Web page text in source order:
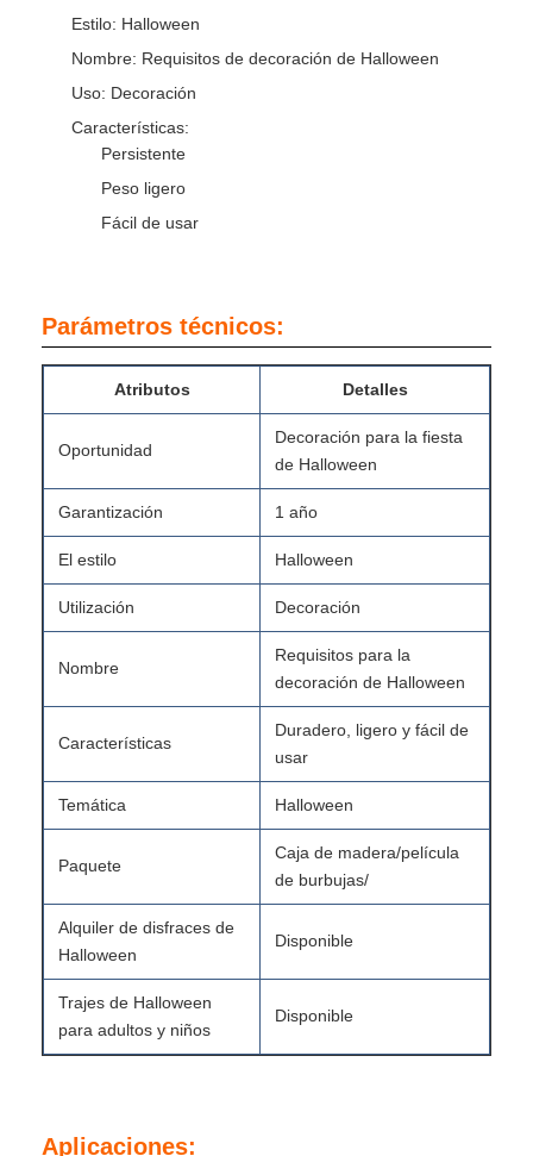
Estilo: Halloween
Nombre: Requisitos de decoración de Halloween
Uso: Decoración
Características:
Persistente
Peso ligero
Fácil de usar
Parámetros técnicos:
Atributos Detalles
Oportunidad
Decoración para la fiesta
de Halloween
Garantización 1 año
El estilo Halloween
Utilización Decoración
Nombre
Requisitos para la
decoración de Halloween
Características
Duradero, ligero y fácil de
usar
Temática Halloween
Paquete
Caja de madera/película
de burbujas/
Alquiler de disfraces de
Halloween
Disponible
Trajes de Halloween
para adultos y niños
Disponible
Aplicaciones: